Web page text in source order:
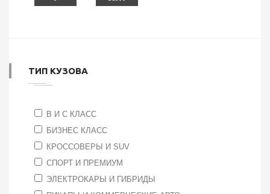
ТИП КУЗОВА
B И C КЛАСС
БИЗНЕС КЛАСС
КРОССОВЕРЫ И SUV
СПОРТ И ПРЕМИУМ
ЭЛЕКТРОКАРЫ И ГИБРИДЫ